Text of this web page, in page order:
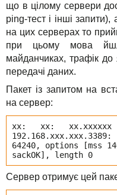
що в цілому сервери
ping-тест і інші
на цих серверах то
при цьому мова
майданчиках, трафік до
передачі даних.
Пакет із запитом на
на сервер:
xx: xx: xx.xxxxxx
64240, options [mss
sackOK], length 0
Сервер отримує цей